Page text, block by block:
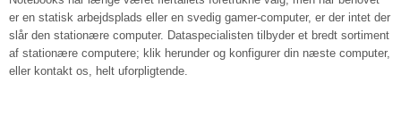
er en statisk arbejdsplads eller en svedig gamer-computer, er der intet der
slår den stationære computer. Dataspecialisten tilbyder et bredt sortiment
af stationære computere; klik herunder og konfigurer din næste computer,
eller kontakt os, helt uforpligtende.